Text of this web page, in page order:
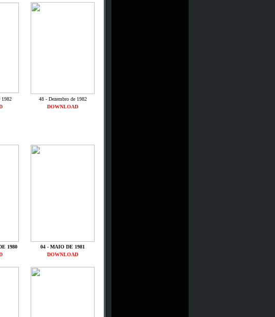
1982
48 - Dezembro de 1982
DOWNLOAD
1980
04 - MAIO DE 1981
DOWNLOAD